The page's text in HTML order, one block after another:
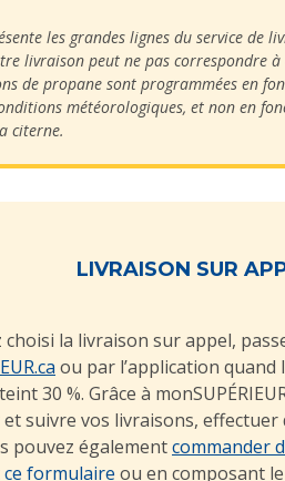
les grandes lignes du service de
livraison peut ne pas correspondre
de propane sont programmées en
météorologiques, et non en
citerne.
LIVRAISON SUR
choisi la livraison sur appel,
ou par l’application quand
30 %. Grâce à
suivre vos livraisons, effectuer
pouvez égalementcommander
formulaire ou en composant